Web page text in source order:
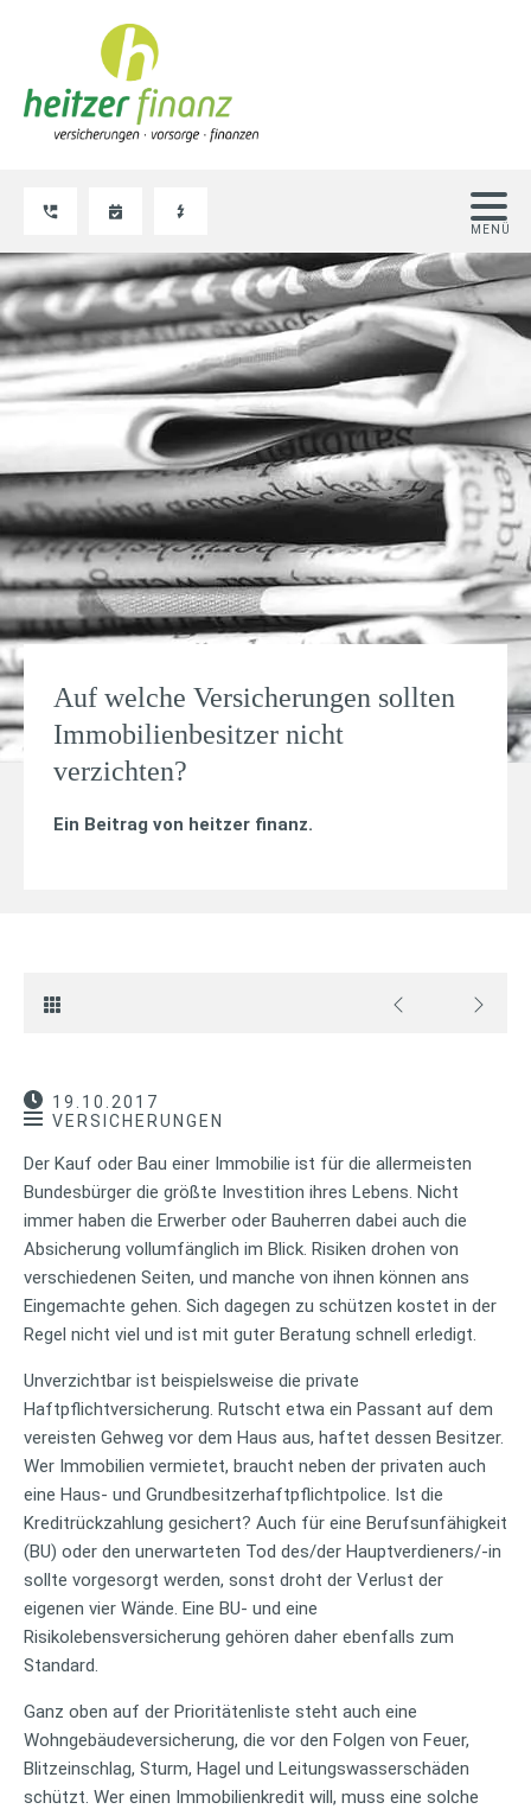
Auf welche Versicherungen sollten
Immobilienbesitzer nicht
verzichten?
Ein Beitrag von heitzer finanz.
19.10.2017
VERSICHERUNGEN
Der Kauf oder Bau einer Immobilie ist für die allermeisten
Bundesbürger die größte Investition ihres Lebens. Nicht
immer haben die Erwerber oder Bauherren dabei auch die
Absicherung vollumfänglich im Blick. Risiken drohen von
verschiedenen Seiten, und manche von ihnen können ans
Eingemachte gehen. Sich dagegen zu schützen kostet in der
Regel nicht viel und ist mit guter Beratung schnell erledigt.
Unverzichtbar ist beispielsweise die private
Haftpflichtversicherung. Rutscht etwa ein Passant auf dem
vereisten Gehweg vor dem Haus aus, haftet dessen Besitzer.
Wer Immobilien vermietet, braucht neben der privaten auch
eine Haus- und Grundbesitzerhaftpflichtpolice. Ist die
Kreditrückzahlung gesichert? Auch für eine Berufsunfähigkeit
(BU) oder den unerwarteten Tod des/der Hauptverdieners/-in
sollte vorgesorgt werden, sonst droht der Verlust der
eigenen vier Wände. Eine BU- und eine
Risikolebensversicherung gehören daher ebenfalls zum
Standard.
Ganz oben auf der Prioritätenliste steht auch eine
Wohngebäudeversicherung, die vor den Folgen von Feuer,
Blitzeinschlag, Sturm, Hagel und Leitungswasserschäden
schützt. Wer einen Immobilienkredit will, muss eine solche